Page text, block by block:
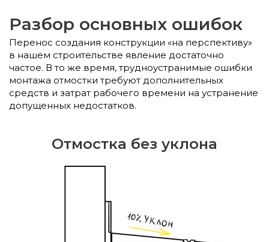
Разбор основных ошибок
Перенос создания конструкции «на перспективу»
в нашем строительстве явление достаточно
частое. В то же время, трудноустранимые ошибки
монтажа отмостки требуют дополнительных
средств и затрат рабочего времени на устранение
допущенных недостатков.
Отмостка без уклона